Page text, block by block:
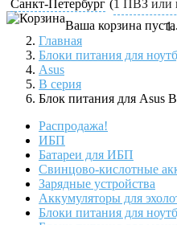
Санкт-Петербург (1 ПВЗ или
Ваша корзина пуста.
Главная
Блоки питания для
Asus
B серия
Блок питания для Asus
Распродажа!
ИБП
Батареи для ИБП
Свинцово-кислотные
Зарядные устройства
Аккумуляторы для
Блоки питания для